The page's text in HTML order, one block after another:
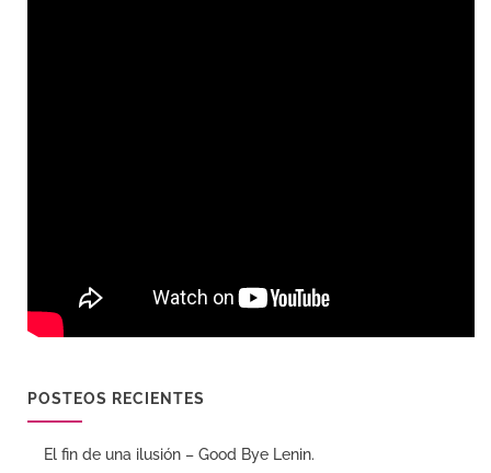
POSTEOS RECIENTES
El fin de una ilusión – Good Bye Lenin.